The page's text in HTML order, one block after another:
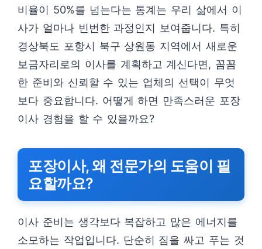
비율이 50%를 넘는다는 통계는 우리 삶에서 이
사가 얼마나 빈번한 과정인지 보여줍니다. 특히
경상북도 포항시 북구 상원동 지역에서 새로운
보금자리로의 이사를 계획하고 계신다면, 꼼꼼
한 준비와 신뢰할 수 있는 업체의 선택이 무엇
보다 중요합니다. 어떻게 하면 만족스러운 포장
이사 경험을 할 수 있을까요?
포장이사, 왜 전문가의 도움이 필
요할까요?
이사 준비는 생각보다 복잡하고 많은 에너지를
소모하는 작업입니다. 단순히 짐을 싸고 푸는 것